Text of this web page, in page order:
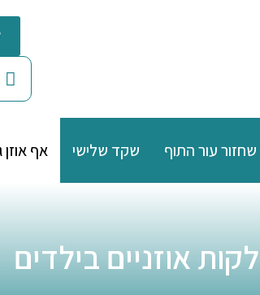
שחזור עור התוף שקד שלישי אף אוזן
אוזניים בילדים